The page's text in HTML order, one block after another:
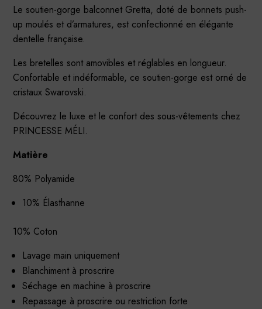
Le soutien-gorge balconnet Gretta, doté de bonnets push-
up moulés et d’armatures, est confectionné en élégante
dentelle française.
Les bretelles sont amovibles et réglables en longueur.
Confortable et indéformable, ce soutien-gorge est orné de
cristaux Swarovski.
Découvrez le luxe et le confort des sous-vêtements chez
PRINCESSE MÉLI.
Matière
80% Polyamide
10% Élasthanne
10% Coton
Lavage main uniquement
Blanchiment à proscrire
Séchage en machine à proscrire
Repassage à proscrire ou restriction forte